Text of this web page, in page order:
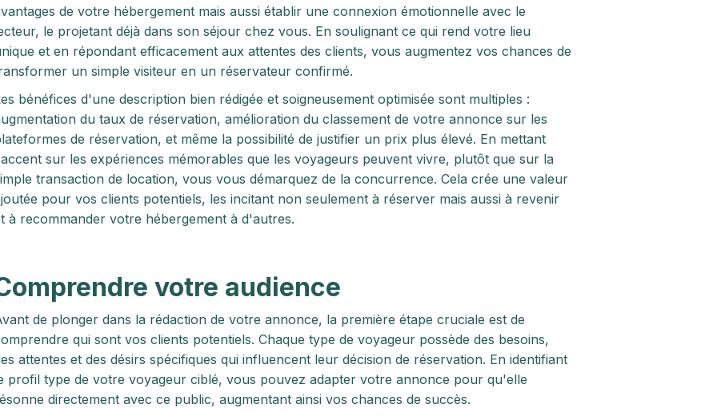
de votre hébergement mais aussi établir une connexion émotionnelle avec le
le projetant déjà dans son séjour chez vous. En soulignant ce qui rend votre lieu
et en répondant efficacement aux attentes des clients, vous augmentez vos chances de
un simple visiteur en un réservateur confirmé.
bénéfices d'une description bien rédigée et soigneusement optimisée sont multiples :
du taux de réservation, amélioration du classement de votre annonce sur les
de réservation, et même la possibilité de justifier un prix plus élevé. En mettant
sur les expériences mémorables que les voyageurs peuvent vivre, plutôt que sur la
transaction de location, vous vous démarquez de la concurrence. Cela crée une valeur
pour vos clients potentiels, les incitant non seulement à réserver mais aussi à revenir
à recommander votre hébergement à d'autres.
votre audience
de plonger dans la rédaction de votre annonce, la première étape cruciale est de
qui sont vos clients potentiels. Chaque type de voyageur possède des besoins,
attentes et des désirs spécifiques qui influencent leur décision de réservation. En identifiant
profil type de votre voyageur ciblé, vous pouvez adapter votre annonce pour qu'elle
directement avec ce public, augmentant ainsi vos chances de succès.